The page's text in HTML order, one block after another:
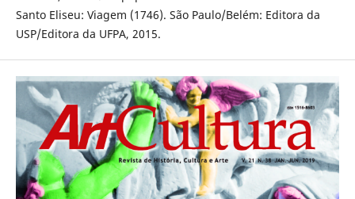
Santo Eliseu: Viagem (1746). São Paulo/Belém: Editora da
USP/Editora da UFPA, 2015.